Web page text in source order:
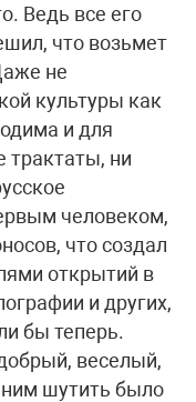
Ведь все его
что возьмет
не
культуры как
и для
трактаты, ни
человеком,
что создал
открытий в
и других,
бы теперь.
веселый,
шутить было